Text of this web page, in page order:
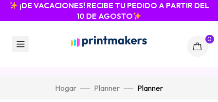
¡DE VACACIONES! RECIBE TU PEDIDO A PARTIR DEL
10 DE AGOSTO
0
Hogar Planner Planner